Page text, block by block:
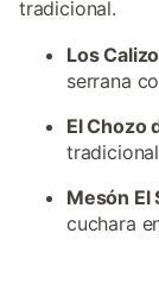
tradicional.
Los
serrana
El Chozo
Mesón El
cuchara